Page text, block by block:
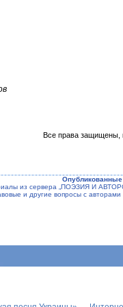
Все права защищены,
Опубликованные
из сервера „ПОЭЗИЯ И
и другие вопросы с